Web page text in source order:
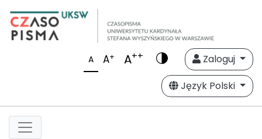
A A+ A++
Zaloguj
Język Polski